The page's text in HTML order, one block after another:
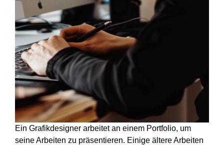
Ein Grafikdesigner arbeitet an einem Portfolio, um
seine Arbeiten zu präsentieren. Einige ältere Arbeiten